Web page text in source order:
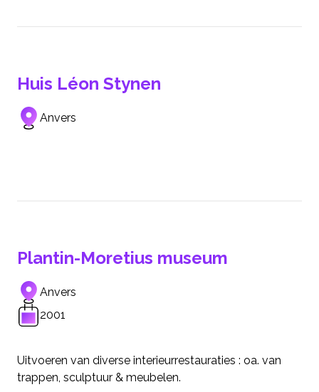
Huis Léon Stynen
Anvers
Plantin-Moretius museum
Anvers
2001
Uitvoeren van diverse interieurrestauraties : oa. van
trappen, sculptuur & meubelen.